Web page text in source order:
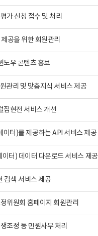
가 신청 접수 및 처리
공을 위한 회원관리
도우 콘텐츠 홍보
관리 및 맞춤지식 서비스 제공
집현전 서비스 개선
이터)를 제공하는 API 서비스 제공
터) 데이터 다운로드 서비스 제공
검색 서비스 제공
위원회 홈페이지 회원관리
조정 등 민원사무 처리